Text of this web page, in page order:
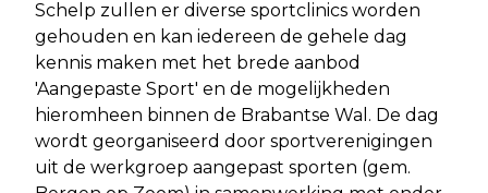
Schelp zullen er diverse sportclinics worden
gehouden en kan iedereen de gehele dag
kennis maken met het brede aanbod
'Aangepaste Sport' en de mogelijkheden
hieromheen binnen de Brabantse Wal. De dag
wordt georganiseerd door sportverenigingen
uit de werkgroep aangepast sporten (gem.